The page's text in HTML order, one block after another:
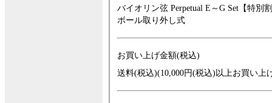
バイオリン弦 Perpetual E～G Set【特別
ボール取り外し式
お買い上げ金額(税込)
送料(税込)(10,000円(税込)以上お買い上